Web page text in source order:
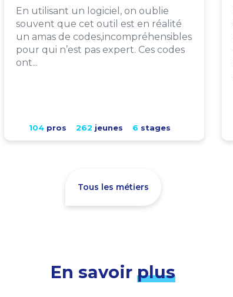
En utilisant un logiciel, on oublie
souvent que cet outil est en réalité
un amas de codes,incompréhensibles
pour qui n’est pas expert. Ces codes
ont...
104pros 262 jeunes 6 stages
Tous les métiers
En savoir plus